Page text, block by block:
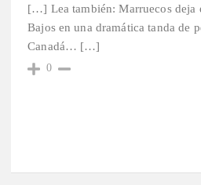
[…] Lea también: Marruecos deja
Bajos en una dramática tanda de
Canadá… […]
0